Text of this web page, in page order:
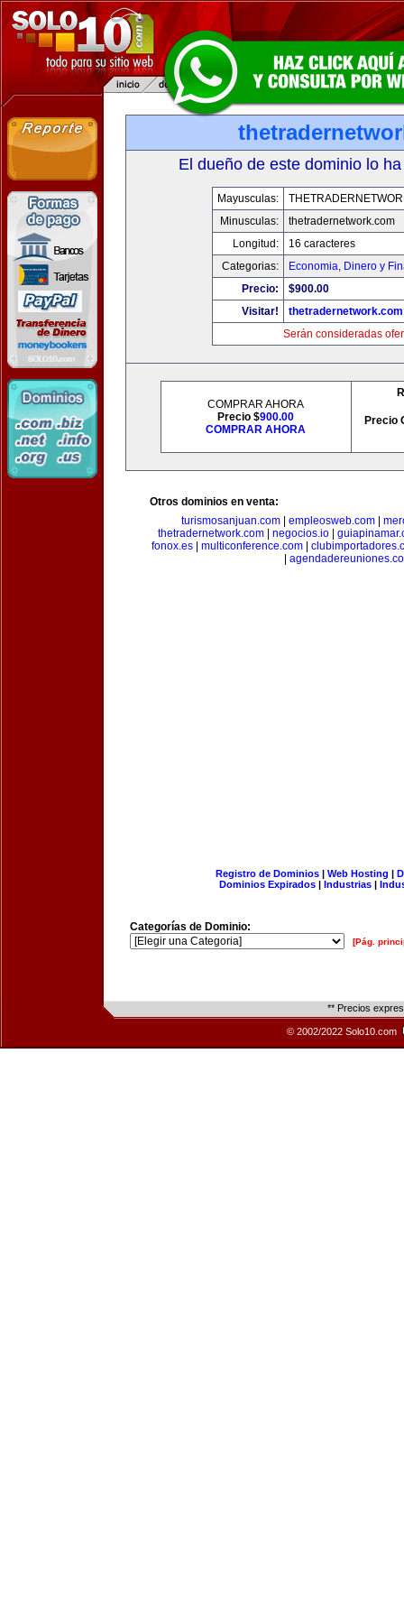
El dueño de este dominio lo
Mayusculas:
Minusculas:
thetradernetwork.com
Longitud:
16 caracteres
Categorias:
Economia, Dinero y
Precio:
$900.00
Visitar!
thetradernetwork.com
Serán consideradas
COMPRAR AHORA
Precio $900.00
COMPRAR AHORA
Precio
Otros dominios en venta:
turismosanjuan.com| empleosweb.com|
thetradernetwork.com
negocios.io
fonox.es| multiconference.com|
Registro de Dominios| Web Hosting |
Dominios Expirados | Industrias |
Categorías de Dominio:
[Pág.
** Precios
© 2002/2022 Solo10.com